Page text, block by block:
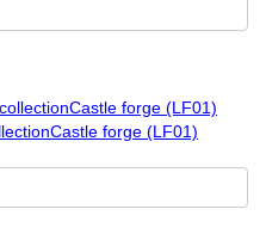
forge (LF01)